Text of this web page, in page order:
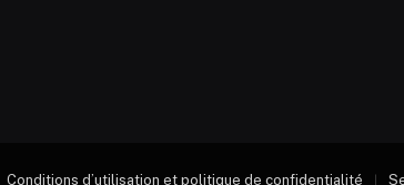
Conditions d’utilisation et politique de confidentialité